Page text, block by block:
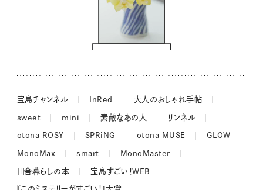
吉田羊さんの着物と12のアソビゴコロ
長谷川あかりさんの今週もお疲れ様つまみ
宝島チャンネル InRed 大人のおしゃれ手帖
sweet mini 素敵なあの人 リンネル
otona ROSY SPRiNG otona MUSE GLOW
MonoMax smart MonoMaster
田舎暮らしの本 宝島すごい！WEB